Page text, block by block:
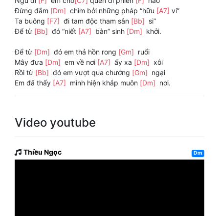
Đừng đắm [Dm] chìm bởi những pháp “hữu [A7] vi”
Ta buông [F7] đi tam độc tham sân [Bb] si”
Để từ [Bb] đó “niết [A7] bàn” sinh [Dm] khởi.
Để từ [Dm] đó em thả hồn rong [Gm] ruổi
Mây đưa [Dm] em về nơi [A7] ấy xa [Dm] xôi
Rồi từ [Bb] đó em vượt qua chướng [Gm] ngại
Em đã thấy [A7] mình hiện khắp muôn [Dm] nơi.
Video youtube
Thiều Ngọc Dm